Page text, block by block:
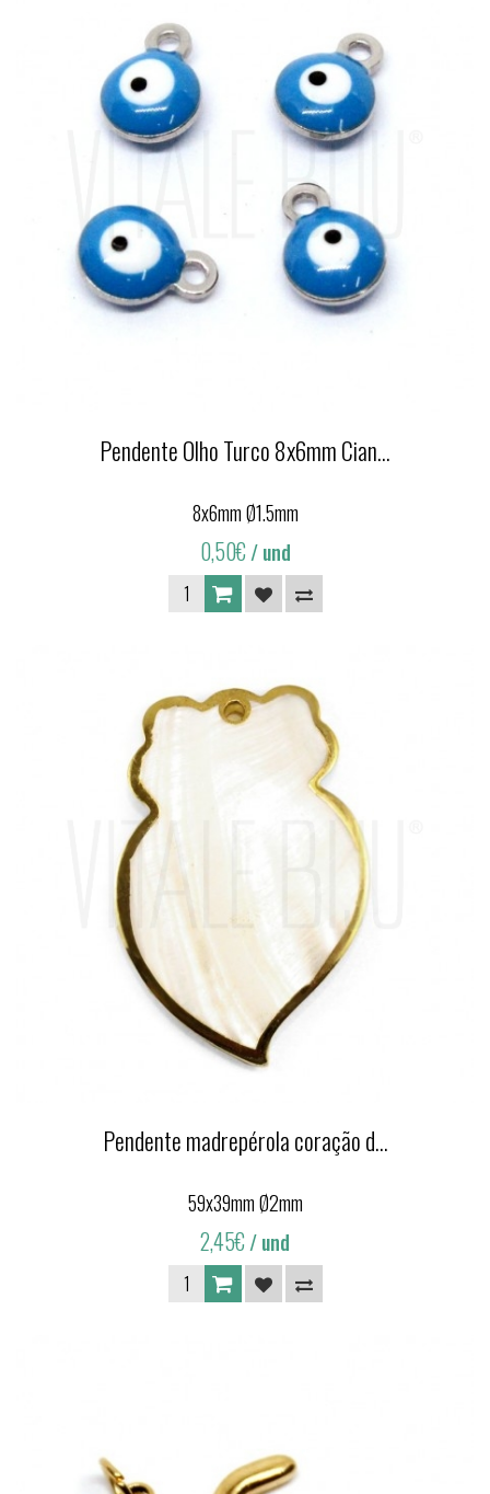
Pendente Olho Turco 8x6mm Cian...
8x6mm Ø1.5mm
0,50€/ und
Pendente madrepérola coração d...
59x39mm Ø2mm
2,45€/ und